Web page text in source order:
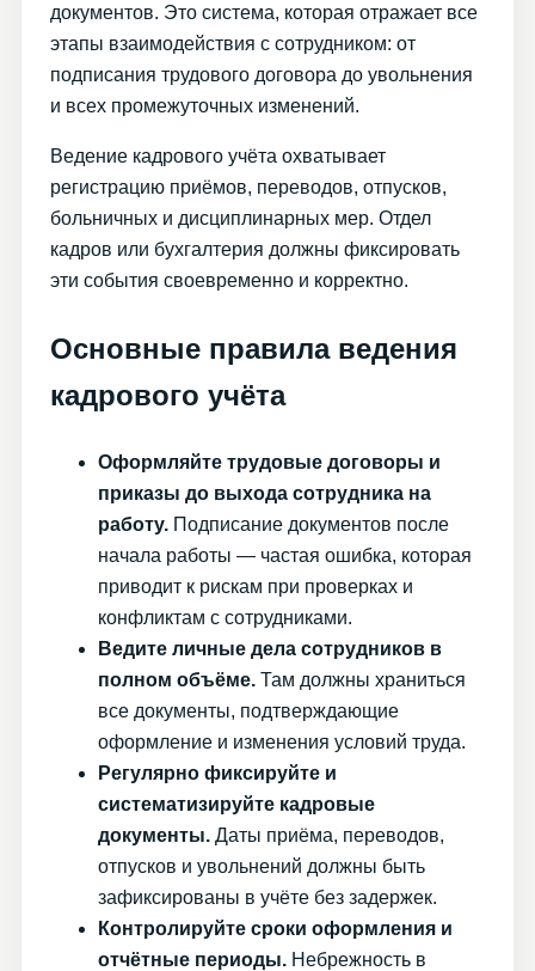
документов. Это система, которая отражает все
этапы взаимодействия с сотрудником: от
подписания трудового договора до увольнения
и всех промежуточных изменений.
Ведение кадрового учёта охватывает
регистрацию приёмов, переводов, отпусков,
больничных и дисциплинарных мер. Отдел
кадров или бухгалтерия должны фиксировать
эти события своевременно и корректно.
Основные правила ведения
кадрового учёта
Оформляйте трудовые договоры и
приказы до выхода сотрудника на
работу. Подписание документов после
начала работы — частая ошибка, которая
приводит к рискам при проверках и
конфликтам с сотрудниками.
Ведите личные дела сотрудников в
полном объёме. Там должны храниться
все документы, подтверждающие
оформление и изменения условий труда.
Регулярно фиксируйте и
систематизируйте кадровые
документы. Даты приёма, переводов,
отпусков и увольнений должны быть
зафиксированы в учёте без задержек.
Контролируйте сроки оформления и
отчётные периоды. Небрежность в